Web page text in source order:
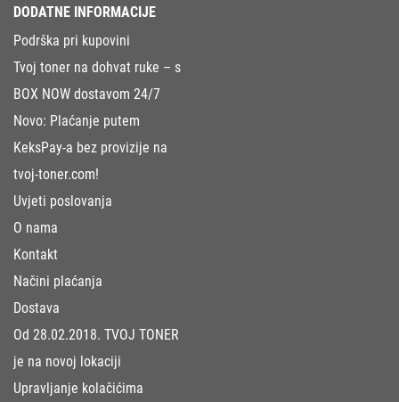
DODATNE INFORMACIJE
Podrška pri kupovini
Tvoj toner na dohvat ruke – s
BOX NOW dostavom 24/7
Novo: Plaćanje putem
KeksPay-a bez provizije na
tvoj-toner.com!
Uvjeti poslovanja
O nama
Kontakt
Načini plaćanja
Dostava
Od 28.02.2018. TVOJ TONER
je na novoj lokaciji
Upravljanje kolačićima